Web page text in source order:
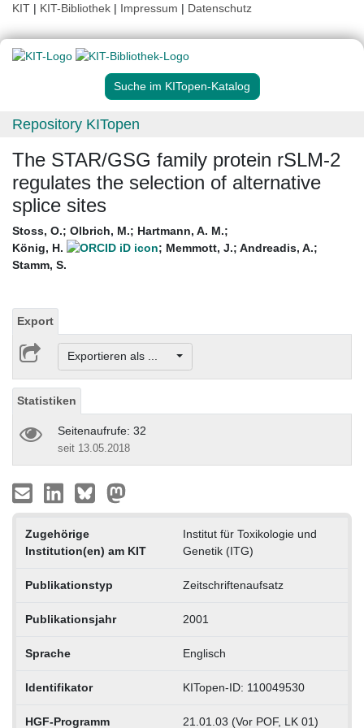
KIT | KIT-Bibliothek | Impressum | Datenschutz
Suche im KITopen-Katalog
Repository KITopen
The STAR/GSG family protein rSLM-2
regulates the selection of alternative
splice sites
Stoss, O.; Olbrich, M.; Hartmann, A. M.;
König, H.
; Memmott, J.; Andreadis, A.;
Stamm, S.
Export
Exportieren als ...
Statistiken
Seitenaufrufe: 32
seit 13.05.2018
Zugehörige
Institution(en) am KIT
Institut für Toxikologie und
Genetik (ITG)
Publikationstyp Zeitschriftenaufsatz
Publikationsjahr 2001
Sprache Englisch
Identifikator KITopen-ID: 110049530
HGF-Programm 21.01.03 (Vor POF, LK 01)